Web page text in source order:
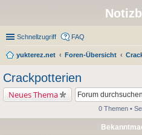
Schnellzugriff FAQ
yukterez.net Foren-Übersicht
Crackpotterien
Neues Thema
0 Themen •